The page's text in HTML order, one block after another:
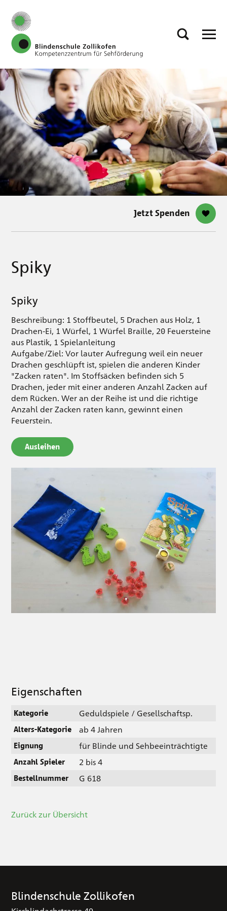
Jetzt Spenden
Spiky
Spiky
Beschreibung: 1 Stoffbeutel, 5 Drachen aus Holz, 1
Drachen-Ei, 1 Würfel, 1 Würfel Braille, 20 Feuersteine
aus Plastik, 1 Spielanleitung
Aufgabe/Ziel: Vor lauter Aufregung weil ein neuer
Drachen geschlüpft ist, spielen die anderen Kinder
"Zacken raten". Im Stoffsäcken befinden sich 5
Drachen, jeder mit einer anderen Anzahl Zacken auf
dem Rücken. Wer an der Reihe ist und die richtige
Anzahl der Zacken raten kann, gewinnt einen
Feuerstein.
Ausleihen
Eigenschaften
Kategorie Geduldspiele / Gesellschaftsp.
Alters-Kategorie ab 4 Jahren
Eignung für Blinde und Sehbeeinträchtigte
Anzahl Spieler 2 bis 4
Bestellnummer G 618
Zurück zur Übersicht
Blindenschule Zollikofen